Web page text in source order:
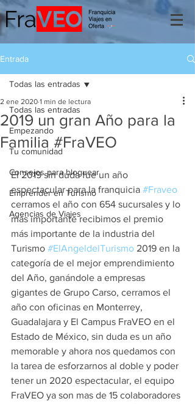
Entrada
Todas las entradas
Empezando
Tu comunidad
Consejos para bloguear
Emprender en Turismo
Agencias de Viajes
Todas las entradas
2019 un gran Año para la
Familia #FraVEO
2 ene 2020 1 min de lectura
El 2019 sin duda fue un año
espectacular para la franquicia #Fraveo
cerramos el año con 654 sucursales y lo
más importante recibimos el premio
más importante de la industria del
Turismo #ElAngeldelTurismo 2019 en la
categoría de el mejor emprendimiento
del Año, ganándole a empresas
gigantes de Grupo Carso, cerramos el
año con oficinas en Monterrey,
Guadalajara y El Campus FraVEO en el
Estado de México, sin duda es un año
memorable y ahora nos quedamos con
la tarea de esforzarnos al doble y poder
tener un 2020 espectacular, el equipo
FraVEO ya son mas de 15 colaboradores